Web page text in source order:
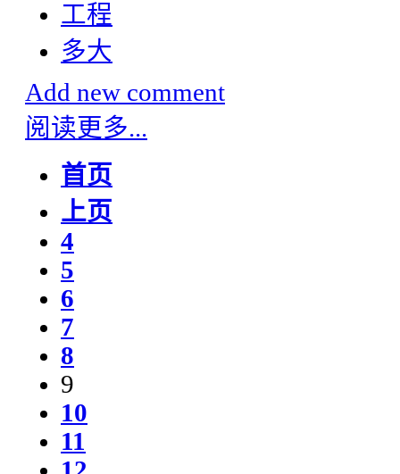
工程
多大
Add new comment
阅读更多...
首页
上页
4
5
6
7
8
9
10
11